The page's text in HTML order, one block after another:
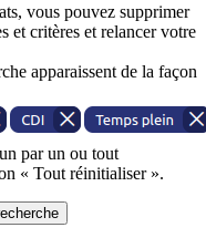
vous pouvez supprimer
et critères et relancer votre
apparaissent de la façon
par un ou tout
« Tout réinitialiser ».